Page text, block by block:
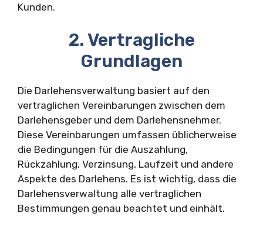
Kunden.
2. Vertragliche
Grundlagen
Die Darlehensverwaltung basiert auf den
vertraglichen Vereinbarungen zwischen dem
Darlehensgeber und dem Darlehensnehmer.
Diese Vereinbarungen umfassen üblicherweise
die Bedingungen für die Auszahlung,
Rückzahlung, Verzinsung, Laufzeit und andere
Aspekte des Darlehens. Es ist wichtig, dass die
Darlehensverwaltung alle vertraglichen
Bestimmungen genau beachtet und einhält.